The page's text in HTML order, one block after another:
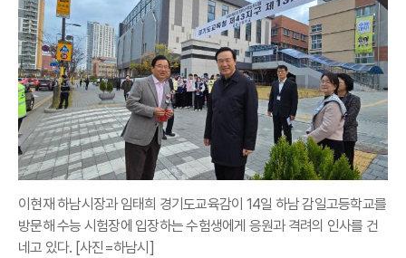
이현재 하남시장과 임태희 경기도교육감이 14일 하남 감일고등학교를
방문해 수능 시험장에 입장하는 수험생에게 응원과 격려의 인사를 건
네고 있다. [사진=하남시]